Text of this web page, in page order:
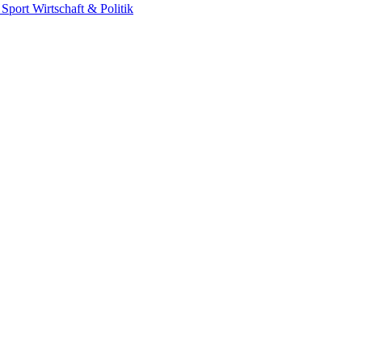
Sport Wirtschaft & Politik